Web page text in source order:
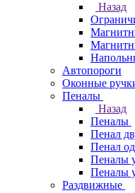
Назад
Автопороги
Оконные
Пеналы
Назад
Пеналы
Пенал
Пенал
Пеналы
Пеналы
Раздвижные